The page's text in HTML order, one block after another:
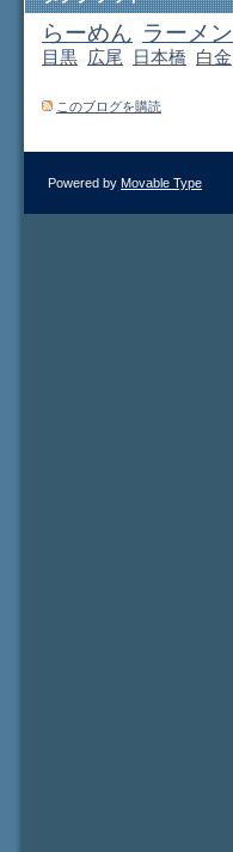
らーめん ラーメン
目黒 広尾 日本橋 白金
このブログを購読
Powered by Movable Type